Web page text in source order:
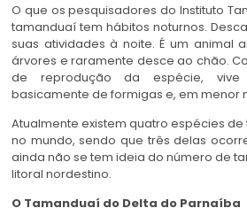
O que os pesquisadores do Instituto
tamanduaí tem hábitos noturnos.
suas atividades à noite. É um animal
árvores e raramente desce ao chão.
de reprodução da espécie, vive
basicamente de formigas e, em menor
Atualmente existem quatro espécies
no mundo, sendo que três delas
ainda não se tem ideia do número de
litoral nordestino.
O Tamanduaí do Delta do Parnaíba